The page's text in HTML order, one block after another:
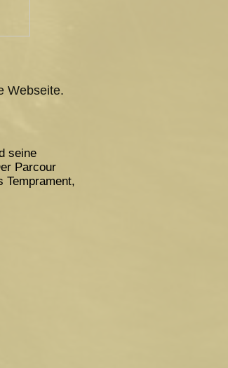
Webseite.
seine
Parcour
Temprament,